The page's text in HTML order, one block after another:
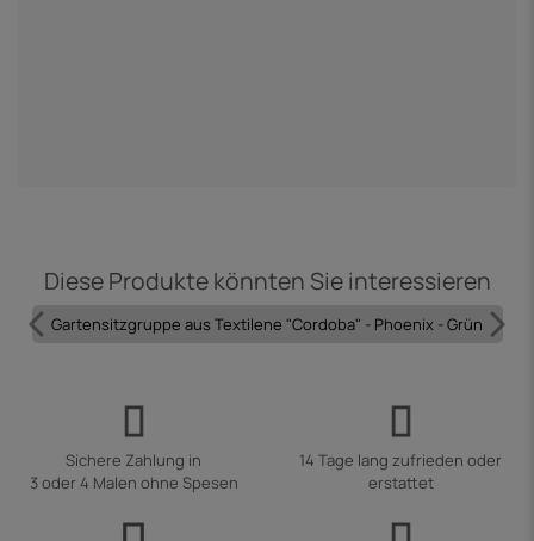
Diese Produkte könnten Sie interessieren
Gartensitzgruppe aus Textilene "Cordoba" - Phoenix - Grün
Sichere Zahlung in
3 oder 4 Malen ohne Spesen
14 Tage lang zufrieden oder
erstattet